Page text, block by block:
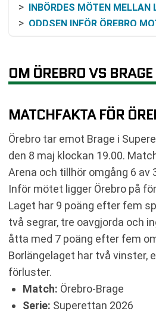
INBÖRDES MÖTEN MELLAN
ODDSEN INFÖR ÖREBRO
VANLIGA FRÅGOR OM
TABELL
RELATERADE NYHETER
OM ÖREBRO VS
MATCHFAKTA FÖR
Örebro tar emot Brage i
den 8 maj klockan 19.00.
Arena och tillhör omgång 6 av
Inför mötet ligger Örebro på
Laget har 9 poäng efter fem
två segrar, tre oavgjorda och
åtta med 7 poäng efter fem
Borlängelaget har två vinster,
förluster.
Match: Örebro-Brage
Serie: Superettan 2026